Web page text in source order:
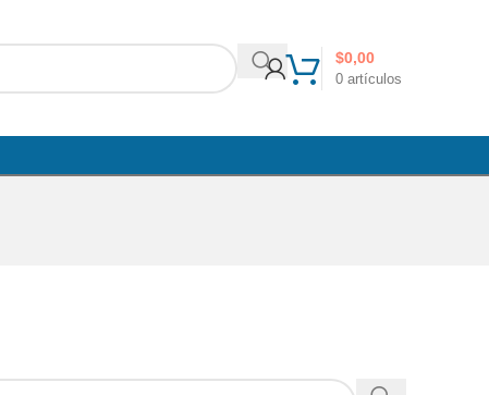
0artículos
$0,00